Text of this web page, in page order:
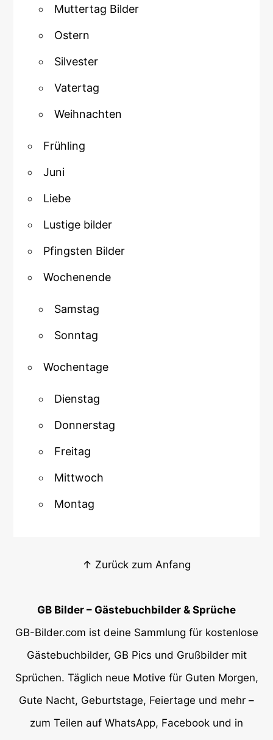
Muttertag Bilder
Ostern
Silvester
Vatertag
Weihnachten
Frühling
Juni
Liebe
Lustige bilder
Pfingsten Bilder
Wochenende
Samstag
Sonntag
Wochentage
Dienstag
Donnerstag
Freitag
Mittwoch
Montag
↑ Zurück zum Anfang
GB Bilder – Gästebuchbilder & Sprüche
GB-Bilder.com ist deine Sammlung für kostenlose
Gästebuchbilder, GB Pics und Grußbilder mit
Sprüchen. Täglich neue Motive für Guten Morgen,
Gute Nacht, Geburtstage, Feiertage und mehr –
zum Teilen auf WhatsApp, Facebook und in